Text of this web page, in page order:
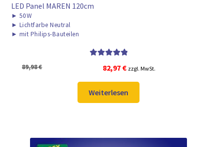
LED Panel MAREN 120cm
► 50W
► Lichtfarbe Neutral
► mit Philips-Bauteilen
von 5
89,98€
Ursprünglicher
war:
89,98 €
82,97 €Aktueller
ist:
82,97 €.
zzgl. MwSt.
Weiterlesen